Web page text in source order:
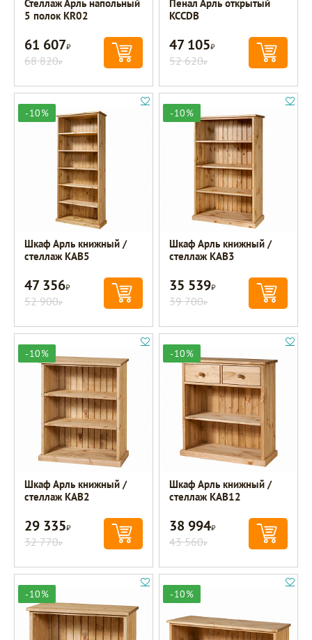
Стеллаж Арль напольный
5 полок KR02
61 607Р
68 820Р
Пенал Арль открытый
KCCDB
47 105Р
52 620Р
-10%
Шкаф Арль книжный /
стеллаж KAB5
47 356Р
52 900Р
-10%
Шкаф Арль книжный /
стеллаж KAB3
35 539Р
39 700Р
-10%
Шкаф Арль книжный /
стеллаж KAB2
29 335Р
32 770Р
-10%
Шкаф Арль книжный /
стеллаж KAB12
38 994Р
43 560Р
-10% -10%